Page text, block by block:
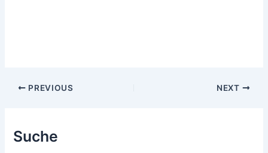
Suche
Post
PREVIOUS NEXT